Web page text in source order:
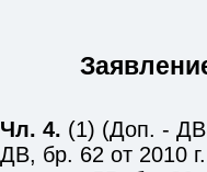
Чл. 4. (1) (Доп. -
ДВ, бр. 62 от 2010